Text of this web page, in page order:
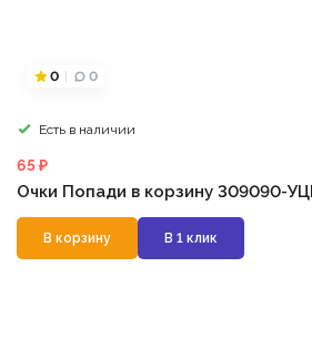
0 0
Есть в наличии
65 ₽
Очки Попади в корзину 309090-
В корзину В 1 клик